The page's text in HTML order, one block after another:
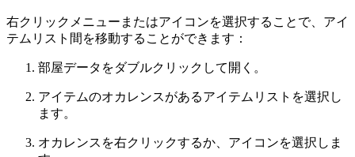
右クリックメニューまたはアイコンを選択することで、アイ
テムリスト間を移動することができます：
部屋データをダブルクリックして開く。
アイテムのオカレンスがあるアイテムリストを選択し
ます。
オカレンスを右クリックするか、アイコンを選択しま